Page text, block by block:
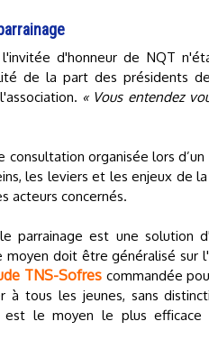
d'honneur de NQT
de la part des présidents
« Vous entendez
organisée lors
les leviers et les enjeux de la
acteurs concernés.
parrainage est une solution
moyen doit être généralisé
TNS-Sofres commandée
à tous les jeunes, sans
est le moyen le plus